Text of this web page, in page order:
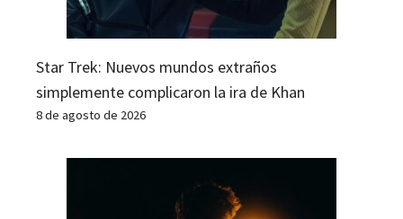
Star Trek: Nuevos mundos extraños
simplemente complicaron la ira de Khan
8 de agosto de 2026